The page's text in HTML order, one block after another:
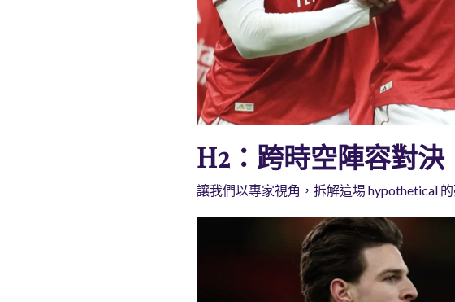
H2：跨時空陣容對
讓我們以專家視角，拆解這場 hypothetical